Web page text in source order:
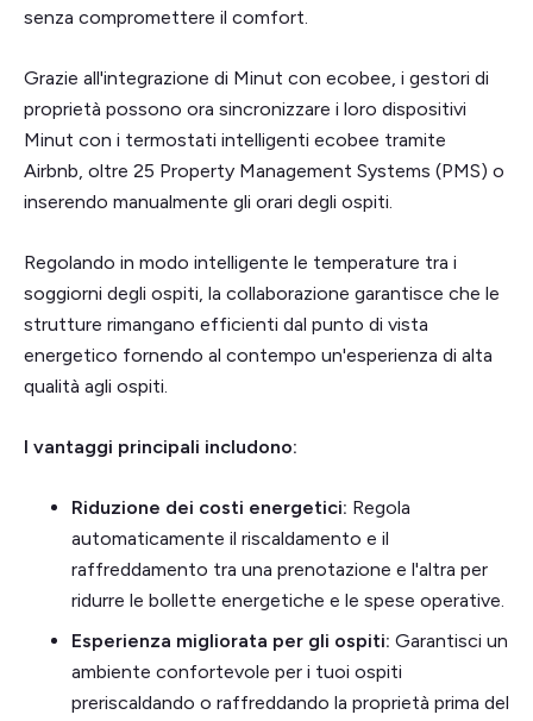
senza compromettere il comfort.
Grazie all'integrazione di Minut con ecobee, i gestori di
proprietà possono ora sincronizzare i loro dispositivi
Minut con i termostati intelligenti ecobee tramite
Airbnb, oltre 25 Property Management Systems (PMS) o
inserendo manualmente gli orari degli ospiti.
Regolando in modo intelligente le temperature tra i
soggiorni degli ospiti, la collaborazione garantisce che le
strutture rimangano efficienti dal punto di vista
energetico fornendo al contempo un'esperienza di alta
qualità agli ospiti.
I vantaggi principali includono:
Riduzione dei costi energetici: Regola
automaticamente il riscaldamento e il
raffreddamento tra una prenotazione e l'altra per
ridurre le bollette energetiche e le spese operative.
Esperienza migliorata per gli ospiti: Garantisci un
ambiente confortevole per i tuoi ospiti
preriscaldando o raffreddando la proprietà prima del